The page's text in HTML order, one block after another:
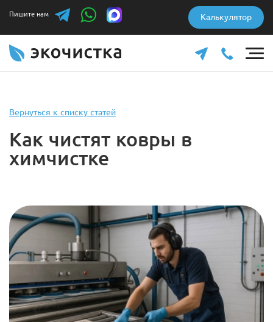
Пишите нам Калькулятор
Вернуться к списку статей
Как чистят ковры в
химчистке